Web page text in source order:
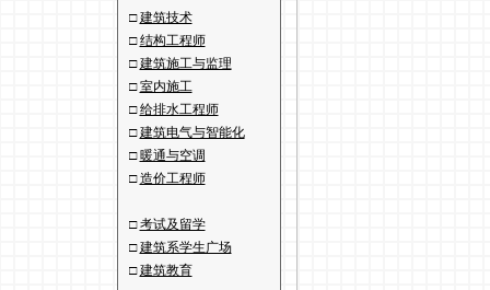
□建筑技术
□结构工程师
□建筑施工与监理
□室内施工
□给排水工程师
□建筑电气与智能化
□暖通与空调
□造价工程师
□考试及留学
□建筑系学生广场
□建筑教育